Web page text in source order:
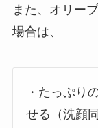
また、オリー
場合は、
・たっぷり
せる（洗顔